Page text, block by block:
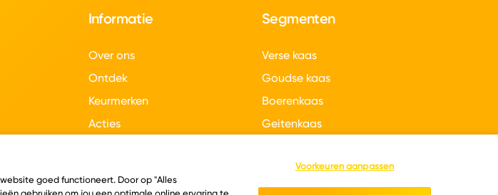
Informatie
Over ons
Ontdek
Keurmerken
Acties
Segmenten
Verse kaas
Goudse kaas
Boerenkaas
Geitenkaas
goed functioneert. Door op "Alles
Voorkeuren aanpassen